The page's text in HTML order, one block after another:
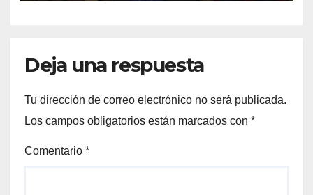
Deja una respuesta
Tu dirección de correo electrónico no será publicada.
Los campos obligatorios están marcados con *
Comentario *